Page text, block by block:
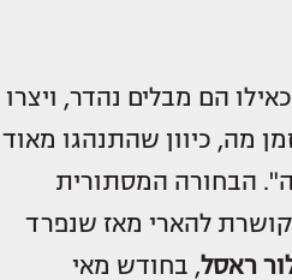
הם מבלים נהדר, ויצרו
מה, כיוון שהתנהגו מאוד
הבחורה המסתורית
להארי מאז שנפרד
ראסל, בחודש מאי